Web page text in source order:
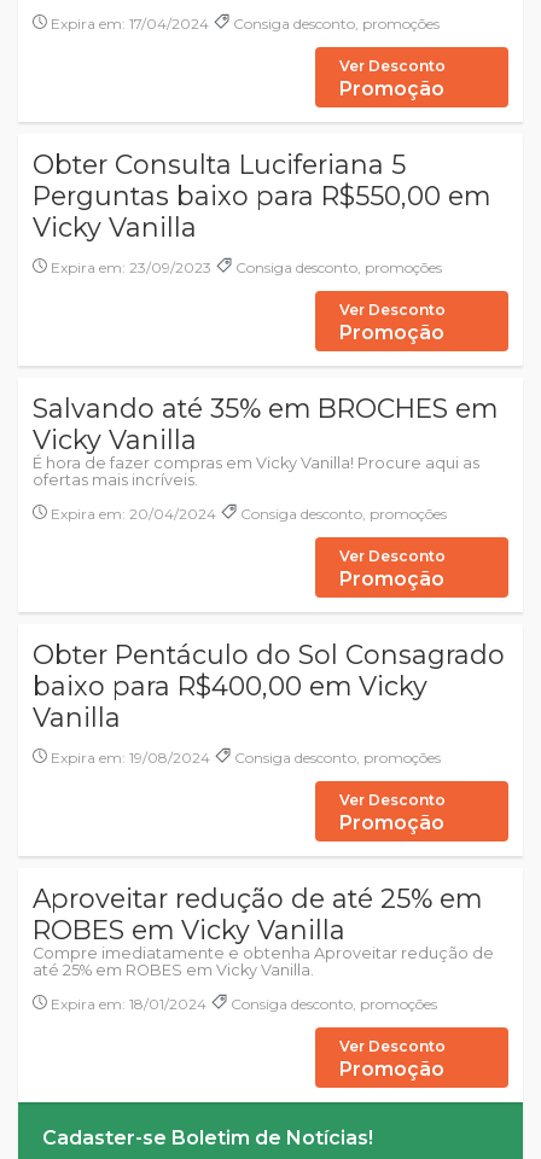
Expira em: 17/04/2024
Consiga desconto, promoções
Ver Desconto
Promoção
Obter Consulta Luciferiana 5
Perguntas baixo para R$550,00 em
Vicky Vanilla
Expira em: 23/09/2023 Consiga desconto, promoções
Ver Desconto
Promoção
Salvando até 35% em BROCHES em
Vicky Vanilla
É hora de fazer compras em Vicky Vanilla! Procure aqui as
ofertas mais incríveis.
Expira em: 20/04/2024
Consiga desconto, promoções
Ver Desconto
Promoção
Obter Pentáculo do Sol Consagrado
baixo para R$400,00 em Vicky
Vanilla
Expira em: 19/08/2024 Consiga desconto, promoções
Ver Desconto
Promoção
Aproveitar redução de até 25% em
ROBES em Vicky Vanilla
Compre imediatamente e obtenha Aproveitar redução de
até 25% em ROBES em Vicky Vanilla.
Expira em: 18/01/2024
Consiga desconto, promoções
Ver Desconto
Promoção
Cadaster-se Boletim de Notícias!